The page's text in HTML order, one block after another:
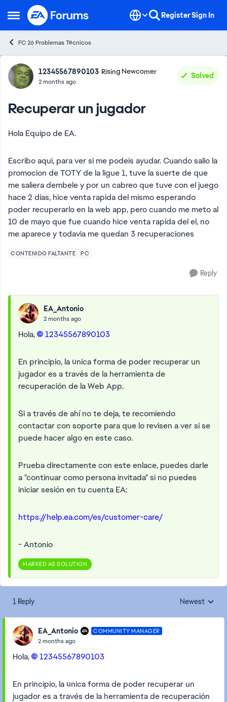
Open Side Menu
Skip to content RegisterSign In
FC 26 Problemas Técnicos
Forum Discussion
12345567890103 Rising Newcomer
2 months ago
Solved
Recuperar un jugador
Hola Equipo de EA.
Escribo aqui, para ver si me podeis ayudar. Cuando salio la
promocion de TOTY de la ligue 1, tuve la suerte de que
me saliera dembele y por un cabreo que tuve con el juego
hace 2 dias, hice venta rapida del mismo esperando
poder recuperarlo en la web app, pero cuando me meto al
10 de mayo que fue cuando hice venta rapida del el, no
me aparece y todavia me quedan 3 recuperaciones
CONTENIDO FALTANTE PC
Reply
EA_Antonio
2 months ago
Hola, 12345567890103​
En principio, la única forma de poder recuperar un
jugador es a través de la herramienta de
recuperación de la Web App.
Si a través de ahí no te deja, te recomiendo
contactar con soporte para que lo revisen a ver si se
puede hacer algo en este caso.
Prueba directamente con este enlace, puedes darle
a "continuar como persona invitada" si no puedes
iniciar sesión en tu cuenta EA:
https://help.ea.com/es/customer-care/
- Antonio
MARKED AS SOLUTION
1 Reply Replies sorted
Newest
EA_Antonio COMMUNITY MANAGER
2 months ago
Hola, 12345567890103​
En principio, la única forma de poder recuperar un
jugador es a través de la herramienta de recuperación